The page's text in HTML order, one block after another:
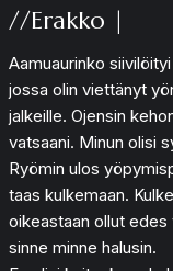
//Erakko |
Aamuaurinko
jossa olin viettänyt
jalkeille. Ojensin
vatsaani. Minun olisi
Ryömin ulos
taas kulkemaan.
oikeastaan ollut edes
sinne minne halusin.